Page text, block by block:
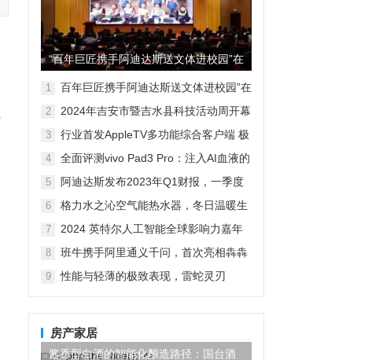
“百年巨匠携手阿迪达斯送文体进校园”在
京启动
1
百年巨匠携手阿迪达斯送文体进校园”在
2
2024年吉安市暨吉水县科技活动周开幕
3
行业首发AppleTV多功能综合客户端 极
4
全面评测vivo Pad3 Pro：注入AI血液的
5
阿迪达斯发布2023年Q1财报，一季度
6
格力水之沁空气能热水器，冬日温暖生
7
2024 英特尔人工智能全球影响力嘉年
8
班牛携手阿里通义千问，首次亮相犇犇
满落幕
9
性能与轻薄的极致表现，雷蛇灵刃
房产家居
酱香型白酒的智能化酿造路径：国台酒